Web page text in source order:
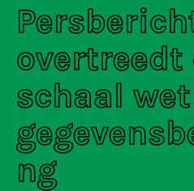
overtreedt
schaal
ng